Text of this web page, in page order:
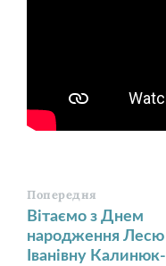
Попередня
Вітаємо з Днем
народження Лесю
Іванівну Калинюк-